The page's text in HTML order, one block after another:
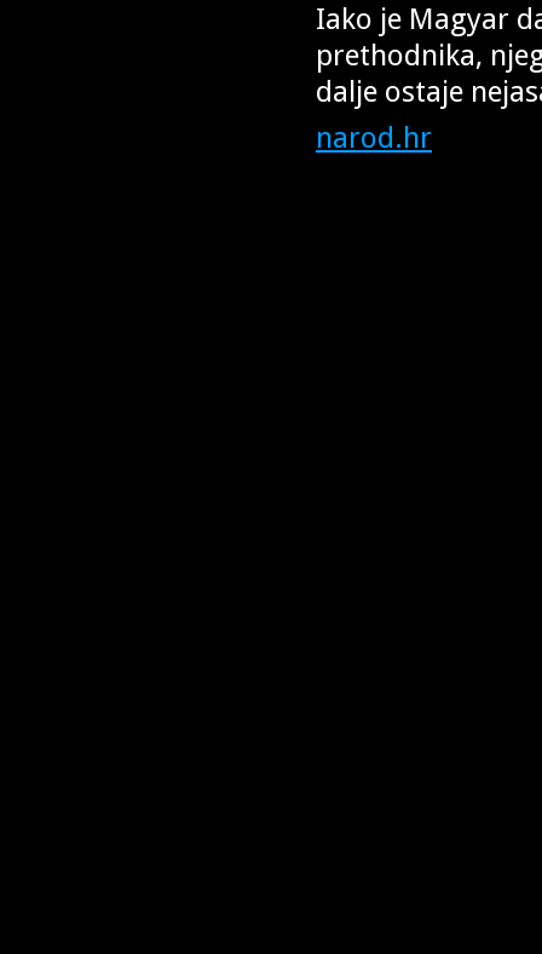
Iako je Magyar
prethodnika,
dalje ostaje
narod.hr